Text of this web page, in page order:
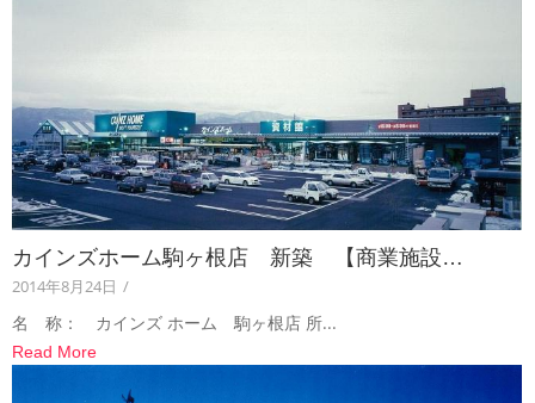
カインズホーム駒ヶ根店 新築 【商業施設…
2014年8月24日 /
名 称： カインズ ホーム 駒ヶ根店 所...
Read More